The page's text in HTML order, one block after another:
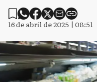
16 de abril de 2025 | 08:51